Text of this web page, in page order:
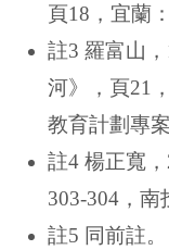
頁18，宜蘭
註3 羅富山
河》，頁21
教育計劃專案
註4 楊正寬
303-304，南
註5 同前註。